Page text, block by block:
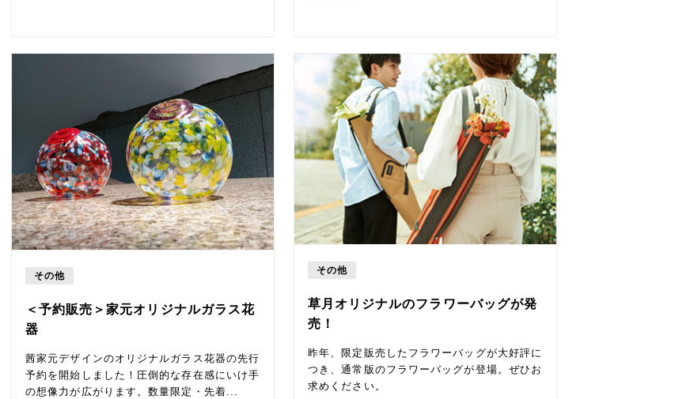
その他
＜予約販売＞家元オリジナルガラス花
器
茜家元デザインのオリジナルガラス花器の先行
予約を開始しました！圧倒的な存在感にいけ手
の想像力が広がります。数量限定・先着...
その他
草月オリジナルのフラワーバッグが発
売！
昨年、限定販売したフラワーバッグが大好評に
つき、通常版のフラワーバッグが登場。ぜひお
求めください。